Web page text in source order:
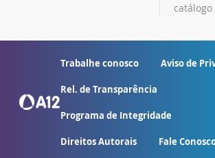
catálogo
Trabalhe conosco Aviso de
Rel. de Transparência
Programa de Integridade
Direitos Autorais Fale